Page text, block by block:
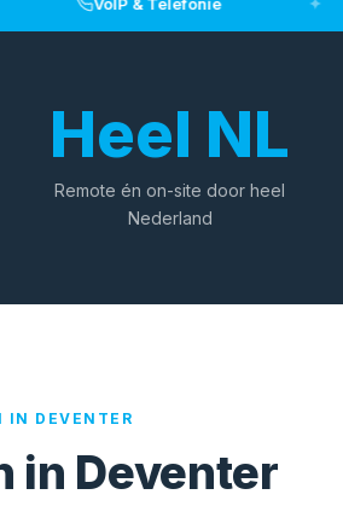
Heel NL
Remote én on-site door heel
Nederland
IN DEVENTER
in Deventer